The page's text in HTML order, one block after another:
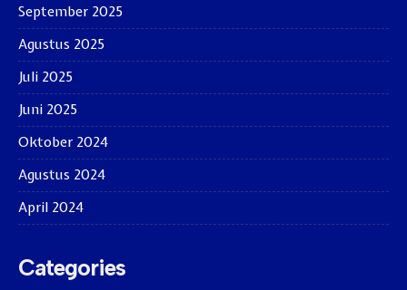
September 2025
Agustus 2025
Juli 2025
Juni 2025
Oktober 2024
Agustus 2024
April 2024
Categories